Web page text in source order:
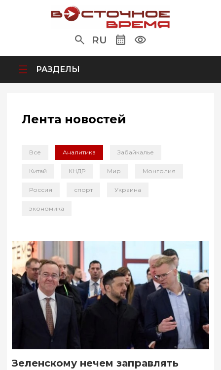
RU
РАЗДЕЛЫ
Лента новостей
Все Аналитика Забайкалье
Китай КНДР Мир Монголия
Россия спорт Украина
экономика
Зеленскому нечем заправлять